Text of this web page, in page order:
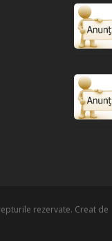
rezervate. Creat de